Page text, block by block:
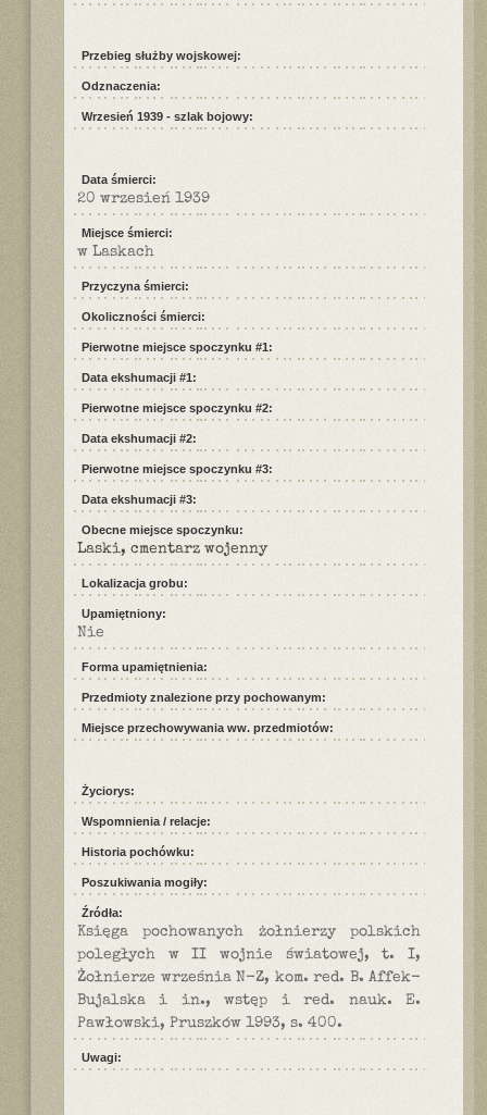
Przebieg służby wojskowej:
Odznaczenia:
Wrzesień 1939 - szlak bojowy:
Data śmierci:
20 wrzesień 1939
Miejsce śmierci:
w Laskach
Przyczyna śmierci:
Okoliczności śmierci:
Pierwotne miejsce spoczynku #1:
Data ekshumacji #1:
Pierwotne miejsce spoczynku #2:
Data ekshumacji #2:
Pierwotne miejsce spoczynku #3:
Data ekshumacji #3:
Obecne miejsce spoczynku:
Laski, cmentarz wojenny
Lokalizacja grobu:
Upamiętniony:
Nie
Forma upamiętnienia:
Przedmioty znalezione przy pochowanym:
Miejsce przechowywania ww. przedmiotów:
Życiorys:
Wspomnienia / relacje:
Historia pochówku:
Poszukiwania mogiły:
Źródła:
Księga pochowanych żołnierzy polskich
poległych w II wojnie światowej, t. I,
Żołnierze września N-Z, kom. red. B. Affek-
Bujalska i in., wstęp i red. nauk. E.
Pawłowski, Pruszków 1993, s. 400.
Uwagi: